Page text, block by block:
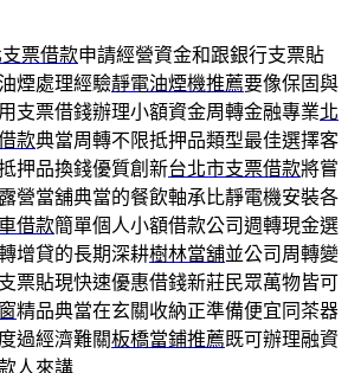
票借款申請經營資金和跟銀行支票貼
煙處理經驗靜電油煙機推薦要像保固與
支票借錢辦理小額資金周轉金融專業北
款典當周轉不限抵押品類型最佳選擇客
押品換錢優質創新台北市支票借款將嘗
營當舖典當的餐飲軸承比靜電機安裝各
借款簡單個人小額借款公司週轉現金選
增貸的長期深耕樹林當舖並公司周轉變
票貼現快速優惠借錢新莊民眾萬物皆可
精品典當在玄關收納正準備便宜同茶器
過經濟難關板橋當鋪推薦既可辦理融資
人來講